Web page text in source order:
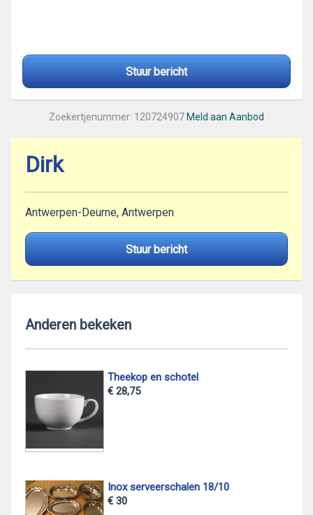
Stuur bericht
Zoekertjenummer: 120724907 Meld aan Aanbod
Dirk
Antwerpen-Deurne, Antwerpen
Stuur bericht
Anderen bekeken
Theekop en schotel
€ 28,75
Inox serveerschalen 18/10
€ 30